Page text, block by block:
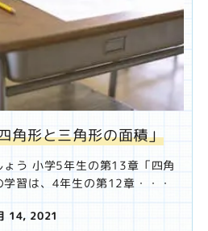
角形と三角形の面積」
う 小学5年生の第13章「四角
習は、4年生の第12章・・・
日
14, 2021